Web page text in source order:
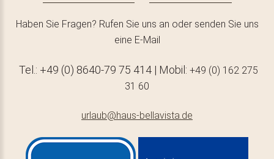
Haben Sie Fragen? Rufen Sie uns an oder senden Sie uns
eine E-Mail
Tel.: +49 (0) 8640-79 75 414 | Mobil: +49 (0) 162 275
31 60
urlaub@haus-bellavista.de